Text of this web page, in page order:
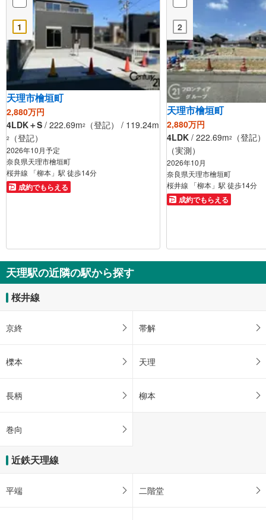
1
天理市檜垣町
2,880万円
4LDK＋S / 222.69m2 （登記） / 119.24m
2 （登記）
2026年10月予定
奈良県天理市檜垣町
桜井線 「柳本」駅 徒歩14分
成約でもらえる
2
天理市檜垣町
2,880万円
4LDK / 222.69m2
（登記
（実測）
2026年10月
奈良県天理市檜垣町
桜井線 「柳本」駅 徒歩14分
成約でもらえる
天理駅の近隣の駅から探す
桜井線
京終 帯解
櫟本 天理
長柄 柳本
巻向
近鉄天理線
平端 二階堂